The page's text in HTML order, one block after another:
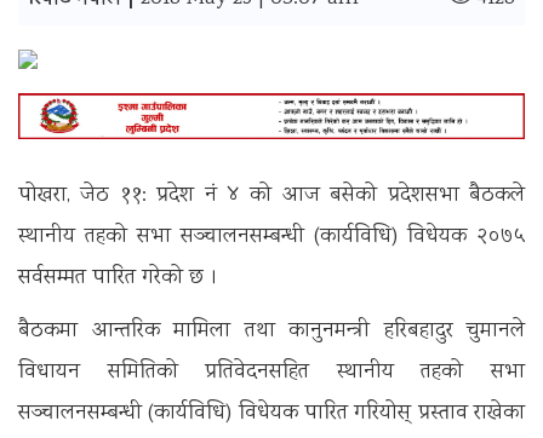
पोखरा, जेठ ११: प्रदेश नं ४ को आज बसेको प्रदेशसभा बैठकले
स्थानीय तहको सभा सञ्चालनसम्बन्धी (कार्यविधि) विधेयक २०७५
सर्वसम्मत पारित गरेको छ ।
बैठकमा आन्तरिक मामिला तथा कानुनमन्त्री हरिबहादुर चुमानले
विधायन समितिको प्रतिवेदनसहित स्थानीय तहको सभा
सञ्चालनसम्बन्धी (कार्यविधि) विधेयक पारित गरियोस् प्रस्ताव राखेका